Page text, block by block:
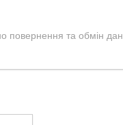
повернення та обмін